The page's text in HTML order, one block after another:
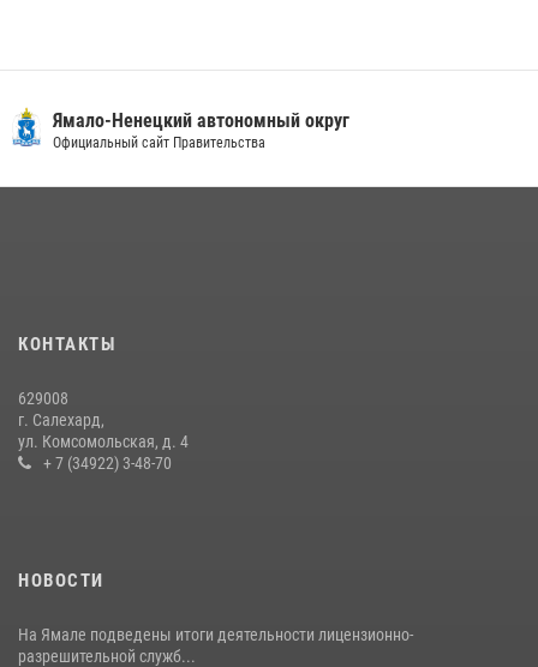
Сотрудники СОБР «Варк» повышают боевое мастерство на Ямале
14 июля 2026, 06:53
Ямало-Ненецкий автономный округ
Официальный сайт Правительства
КОНТАКТЫ
629008
г. Салехард,
ул. Комсомольская, д. 4
+ 7 (34922) 3-48-70
НОВОСТИ
На Ямале подведены итоги деятельности лицензионно-
разрешительной служб...